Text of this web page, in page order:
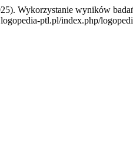
Wykorzystanie wyników
ptl.pl/index.php/